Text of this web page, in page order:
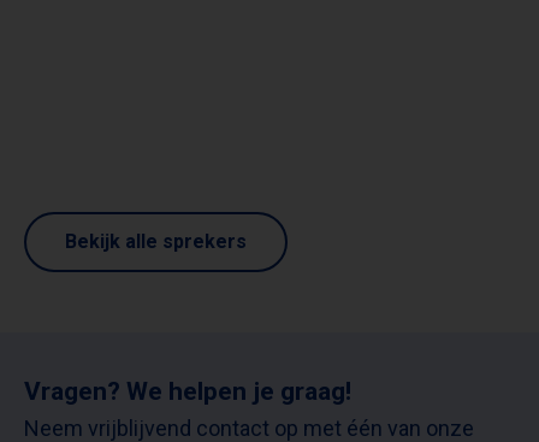
Bekijk alle sprekers
Vragen? We helpen je graag!
Neem vrijblijvend contact op met één van onze